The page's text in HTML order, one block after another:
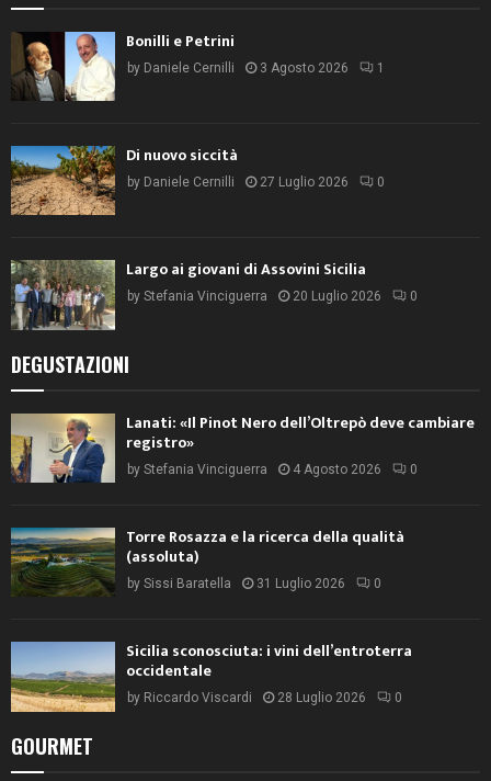
Bonilli e Petrini
by Daniele Cernilli 3 Agosto 2026 1
Di nuovo siccità
by Daniele Cernilli 27 Luglio 2026 0
Largo ai giovani di Assovini Sicilia
by Stefania Vinciguerra 20 Luglio 2026 0
DEGUSTAZIONI
Lanati: «Il Pinot Nero dell’Oltrepò deve cambiare
registro»
by Stefania Vinciguerra 4 Agosto 2026 0
Torre Rosazza e la ricerca della qualità
(assoluta)
by Sissi Baratella 31 Luglio 2026 0
Sicilia sconosciuta: i vini dell’entroterra
occidentale
by Riccardo Viscardi 28 Luglio 2026 0
GOURMET